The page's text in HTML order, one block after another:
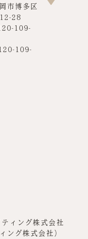
市博多区
28
109-
109-
ィング株式会社
ング株式会社）